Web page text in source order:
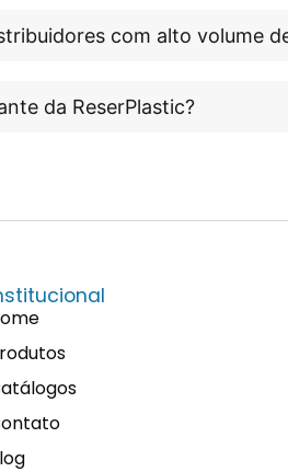
com alto volume
da ReserPlastic?